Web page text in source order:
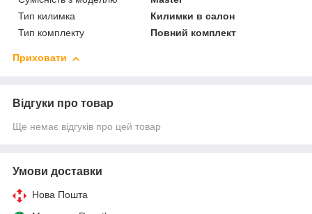
Тип килимка
Килимки в салон
Тип комплекту
Повний комплект
Приховати
Відгуки про товар
Ще немає відгуків про цей товар
Умови доставки
Нова Пошта